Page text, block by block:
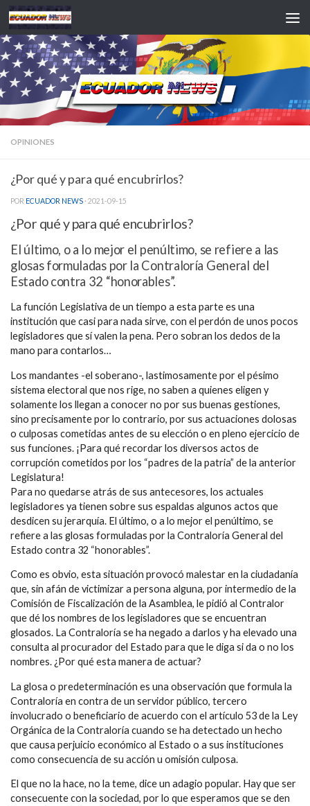
Saltar al contenido
OPINIONES
¿Por qué y para qué encubrirlos?
POR ECUADOR NEWS · 2021-09-15
¿Por qué y para qué encubrirlos?
El último, o a lo mejor el penúltimo, se refiere a las
glosas formuladas por la Contraloría General del
Estado contra 32 “honorables”.
La función Legislativa de un tiempo a esta parte es una
institución que casi para nada sirve, con el perdón de unos pocos
legisladores que sí valen la pena. Pero sobran los dedos de la
mano para contarlos…
Los mandantes -el soberano-, lastimosamente por el pésimo
sistema electoral que nos rige, no saben a quienes eligen y
solamente los llegan a conocer no por sus buenas gestiones,
sino precisamente por lo contrario, por sus actuaciones dolosas
o culposas cometidas antes de su elección o en pleno ejercicio de
sus funciones. ¡Para qué recordar los diversos actos de
corrupción cometidos por los “padres de la patria” de la anterior
Legislatura!
Para no quedarse atrás de sus antecesores, los actuales
legisladores ya tienen sobre sus espaldas algunos actos que
desdicen su jerarquía. El último, o a lo mejor el penúltimo, se
refiere a las glosas formuladas por la Contraloría General del
Estado contra 32 “honorables”.
Como es obvio, esta situación provocó malestar en la ciudadanía
que, sin afán de victimizar a persona alguna, por intermedio de la
Comisión de Fiscalización de la Asamblea, le pidió al Contralor
que dé los nombres de los legisladores que se encuentran
glosados. La Contraloría se ha negado a darlos y ha elevado una
consulta al procurador del Estado para que le diga si da o no los
nombres. ¿Por qué esta manera de actuar?
La glosa o predeterminación es una observación que formula la
Contraloría en contra de un servidor público, tercero
involucrado o beneficiario de acuerdo con el artículo 53 de la Ley
Orgánica de la Contraloría cuando se ha detectado un hecho
que causa perjuicio económico al Estado o a sus instituciones
como consecuencia de su acción u omisión culposa.
El que no la hace, no la teme, dice un adagio popular. Hay que ser
consecuente con la sociedad, por lo que esperamos que se den